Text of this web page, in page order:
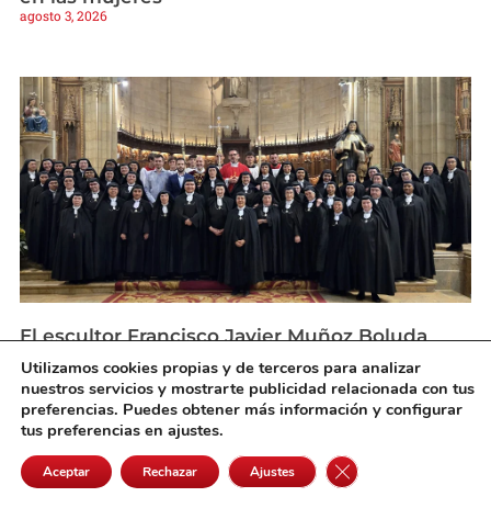
agosto 3, 2026
El escultor Francisco Javier Muñoz Boluda
presenta una nueva obra en la Catedral de
San Sebastián
agosto 3, 2026
Utilizamos cookies propias y de terceros para analizar
nuestros servicios y mostrarte publicidad relacionada con tus
preferencias. Puedes obtener más información y configurar
tus preferencias en ajustes.
Aceptar Rechazar Ajustes Cerrar el banner de